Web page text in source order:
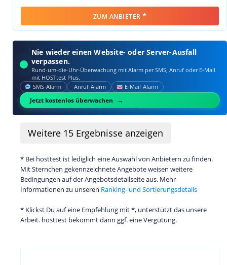
ZUM ANBIETER *
Nie wieder einen Website- oder Server-Ausfall
verpassen.
Rund-um-die-Uhr-Überwachung mit Alarm per SMS, Anruf oder E‑Mail
mit HOSTtest Plus.
SMS‑Alarm Anruf‑Alarm E‑Mail‑Alarm
Jetzt kostenlos überwachen
Weitere 15 Ergebnisse anzeigen
* Bei hosttest ist lediglich eine Auswahl von Anbietern zu finden.
Mit Sternchen gekennzeichnete Angebote weisen weitere
Bedingungen auf der Angebotsdetailseite aus. Mehr
Informationen zu unseren Ranking- und Sortierungsdetails
* Klickst Du auf eine Empfehlung mit *, unterstützt das unsere
Arbeit. hosttest bekommt dann ggf. eine Vergütung.